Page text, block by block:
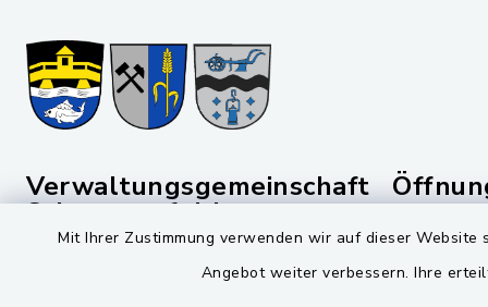
Mit Ihrer Zustimmung verwenden wir auf dieser
Angebot weiter verbessern. Ihre
Verwaltungsgemeinschaft
Schwarzenfeld
Montag
08:00-